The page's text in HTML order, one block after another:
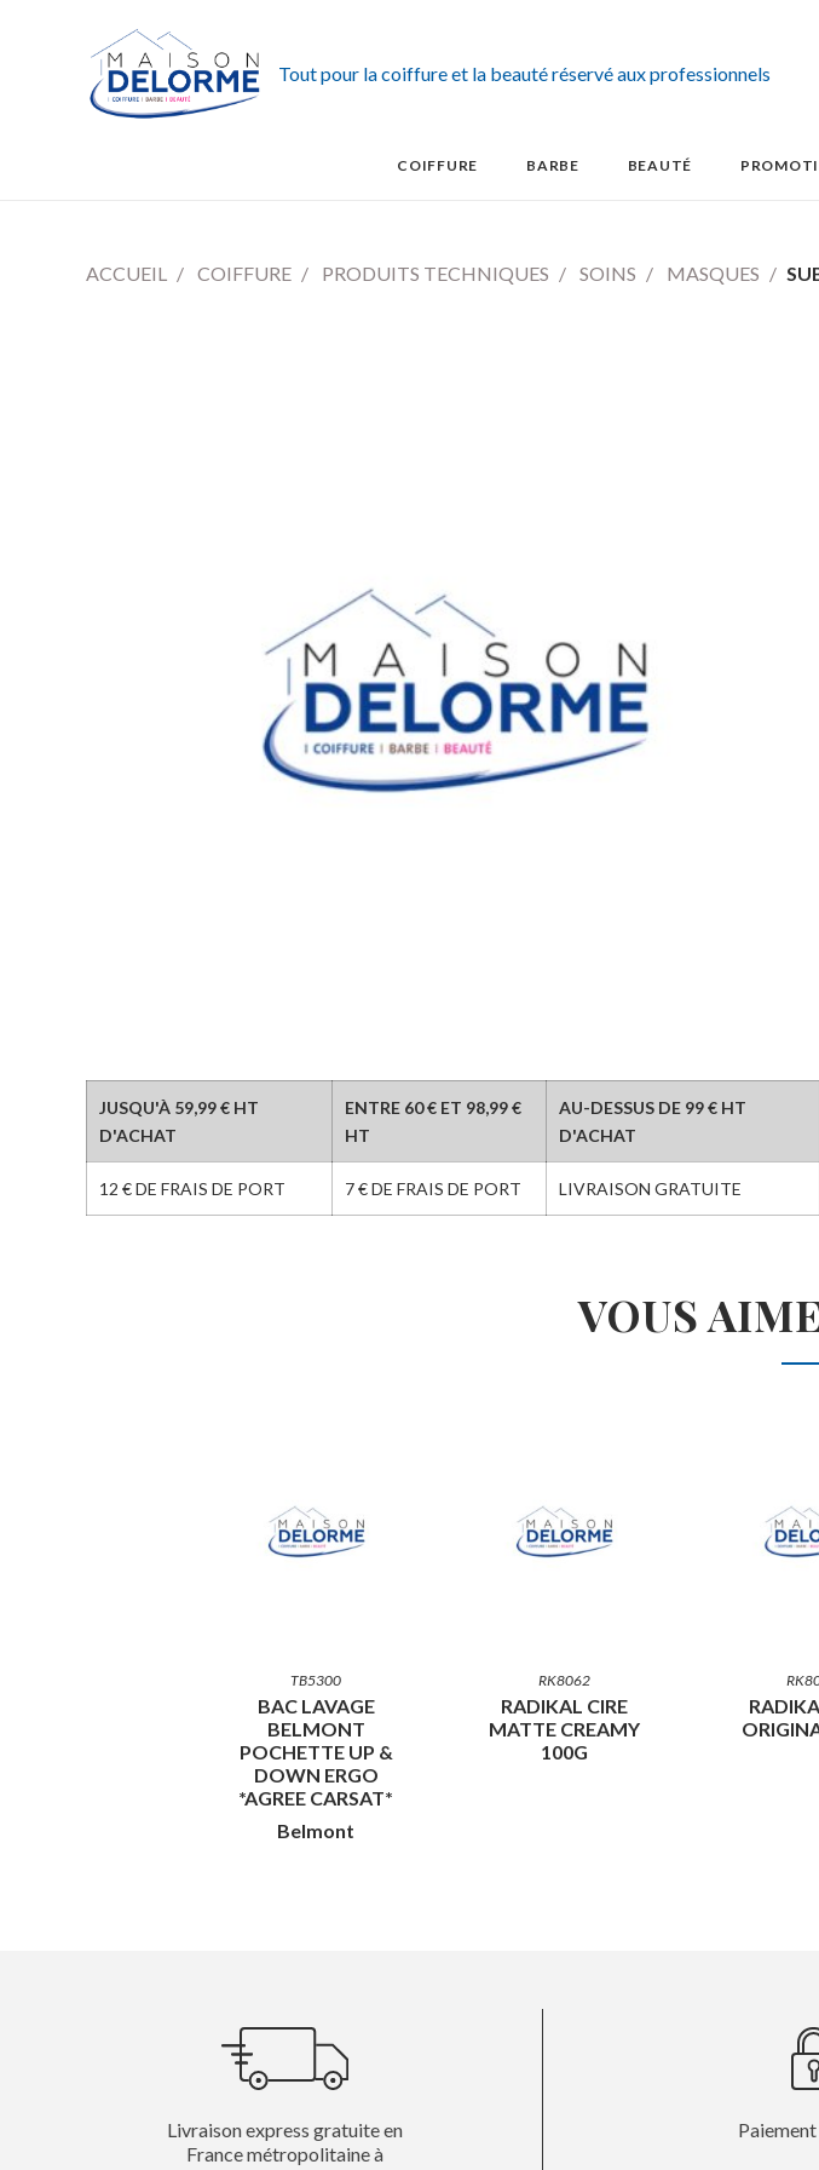
Tout pour la coiffure et la beauté réservé aux professionnels
COIFFURE BARBE BEAUTÉ
ACCUEIL COIFFURE PRODUITS TECHNIQUES SOINS MASQUES
JUSQU'À 59,99 € HT
D'ACHAT
ENTRE 60 € ET 98,99 €
HT
AU-DESSUS DE 99 € HT
D'ACHAT
12 € DE FRAIS DE PORT 7 € DE FRAIS DE PORT LIVRAISON GRATUITE
VOUS
TB5300
BAC LAVAGE
BELMONT
POCHETTE UP &
DOWN ERGO
*AGREE CARSAT*
Belmont
RK8062
RADIKAL CIRE
MATTE CREAMY
100G
Livraison express gratuite en
France métropolitaine à